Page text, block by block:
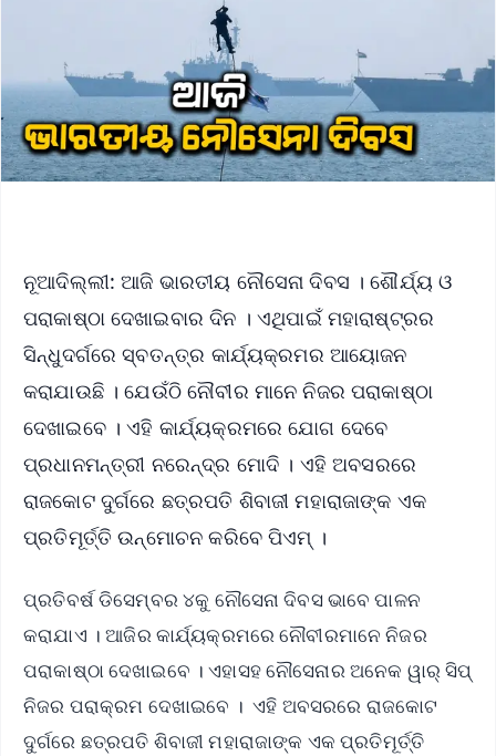
ନୂଆଦିଲ୍ଲୀ: ଆଜି ଭାରତୀୟ ନୌସେନା ଦିବସ । ଶୌର୍ଯ୍ୟ ଓ
ପରାକାଷ୍ଠା ଦେଖାଇବାର ଦିନ । ଏଥିପାଇଁ ମହାରାଷ୍ଟ୍ରର
ସିନ୍ଧୁଦର୍ଗରେ ସ୍ବତନ୍ତ୍ର କାର୍ଯ୍ୟକ୍ରମର ଆୟୋଜନ
କରାଯାଉଛି । ଯେଉଁଠି ନୌବୀର ମାନେ ନିଜର ପରାକାଷ୍ଠା
ଦେଖାଇବେ । ଏହି କାର୍ଯ୍ୟକ୍ରମରେ ଯୋଗ ଦେବେ
ପ୍ରଧାନମନ୍ତ୍ରୀ ନରେନ୍ଦ୍ର ମୋଦି । ଏହି ଅବସରରେ
ରାଜକୋଟ ଦୁର୍ଗରେ ଛତ୍ରପତି ଶିବାଜୀ ମହାରାଜାଙ୍କ ଏକ
ପ୍ରତିମୂର୍ତ୍ତି ଉନ୍ମୋଚନ କରିବେ ପିଏମ୍ ।
ପ୍ରତିବର୍ଷ ଡିସେମ୍ବର ୪କୁ ନୌସେନା ଦିବସ ଭାବେ ପାଳନ
କରାଯାଏ । ଆଜିର କାର୍ଯ୍ୟକ୍ରମରେ ନୌବୀରମାନେ ନିଜର
ପରାକାଷ୍ଠା ଦେଖାଇବେ । ଏହାସହ ନୌସେନାର ଅନେକ ୱାର୍ ସିପ୍
ନିଜର ପରାକ୍ରମ ଦେଖାଇବେ । ଏହି ଅବସରରେ ରାଜକୋଟ
ଦୁର୍ଗରେ ଛତ୍ରପତି ଶିବାଜୀ ମହାରାଜାଙ୍କ ଏକ ପ୍ରତିମୂର୍ତ୍ତି